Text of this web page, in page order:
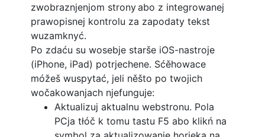
zwobraznjenjom strony abo z integrowanej
prawopisnej kontrolu za zapodaty tekst
wuzamknyć.
Po zdaću su wosebje starše iOS-nastroje
(iPhone, iPad) potrjechene. Sćěhowace
móžeš wuspytać, jeli něšto po twojich
wočakowanjach njefunguje:
Aktualizuj aktualnu webstronu. Pola
PCja tłóč k tomu tastu F5 abo klikń na